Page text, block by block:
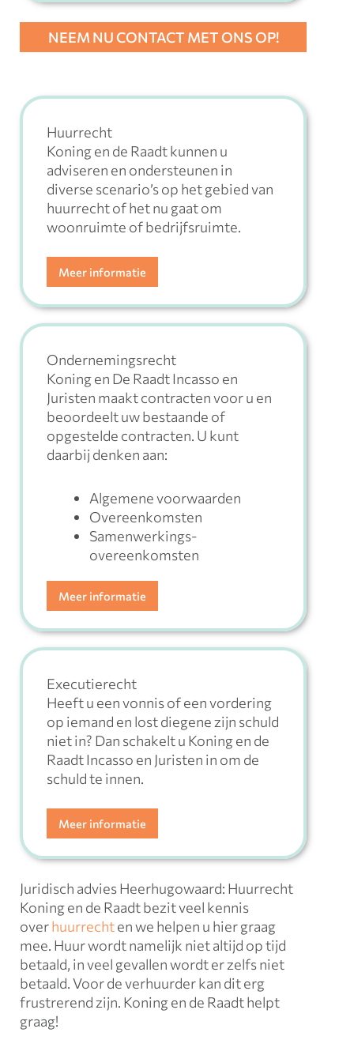
NEEM NU CONTACT MET ONS OP!
Huurrecht
Koning en de Raadt kunnen u
adviseren en ondersteunen in
diverse scenario’s op het gebied van
huurrecht of het nu gaat om
woonruimte of bedrijfsruimte.
Meer informatie
Ondernemingsrecht
Koning en De Raadt Incasso en
Juristen maakt contracten voor u en
beoordeelt uw bestaande of
opgestelde contracten. U kunt
daarbij denken aan:
Algemene voorwaarden
Overeenkomsten
Samenwerkings-
overeenkomsten
Meer informatie
Executierecht
Heeft u een vonnis of een vordering
op iemand en lost diegene zijn schuld
niet in? Dan schakelt u Koning en de
Raadt Incasso en Juristen in om de
schuld te innen.
Meer informatie
Juridisch advies Heerhugowaard: Huurrecht
Koning en de Raadt bezit veel kennis
overhuurrechten we helpen u hier graag
mee. Huur wordt namelijk niet altijd op tijd
betaald, in veel gevallen wordt er zelfs niet
betaald. Voor de verhuurder kan dit erg
frustrerend zijn. Koning en de Raadt helpt
graag!